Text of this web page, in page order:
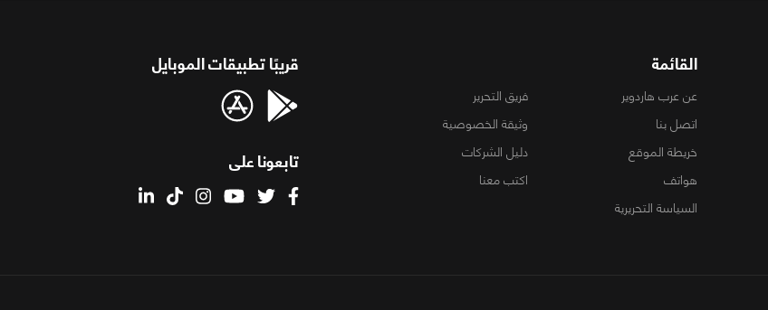
القائمة
عن عرب هاردوير
فريق التحرير
اتصل بنا
وثيقة الخصوصية
خريطة الموقع
دليل الشركات
هواتف
اكتب معنا
السياسة التحريرية
قريبًا تطبيقات الموبايل
تابعونا على